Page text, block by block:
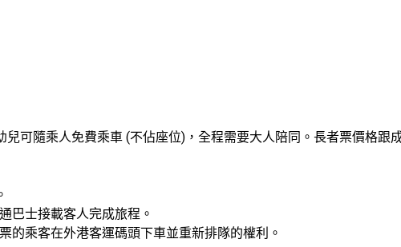
可隨乘人免費乘車 (不佔座位)，全程需要大人陪同。長者票價格跟
巴士接載客人完成旅程。
的乘客在外港客運碼頭下車並重新排隊的權利。